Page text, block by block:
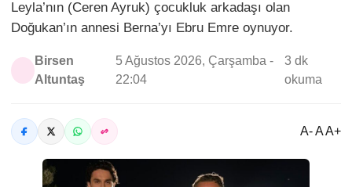
Leyla’nın (Ceren Ayruk) çocukluk arkadaşı olan
Doğukan’ın annesi Berna’yı Ebru Emre oynuyor.
Birsen
Altuntaş
5 Ağustos 2026, Çarşamba -
22:04
3 dk
okuma
A- A A+